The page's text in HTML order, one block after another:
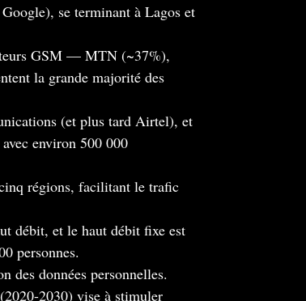
se terminant à Lagos et
GSM — MTN (~37%),
la grande majorité des
(et plus tard Airtel), et
environ 500 000
régions, facilitant le trafic
débit, et le haut débit fixe est
personnes.
des données personnelles.
2030) vise à stimuler